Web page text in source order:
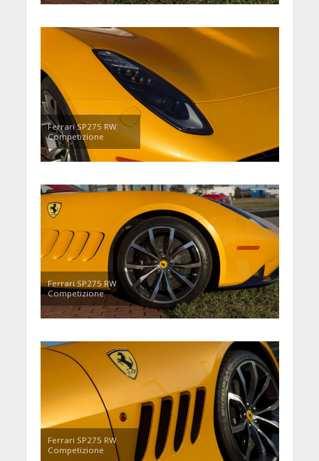
Ferrari SP275 RW
Competizione
Ferrari SP275 RW
Competizione
Ferrari SP275 RW
Competizione